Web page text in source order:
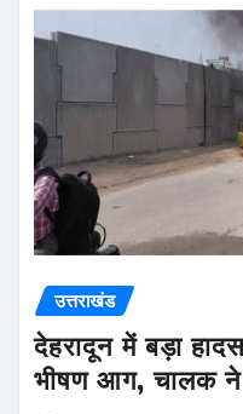
उत्तराखंड
देहरादून में बड़ा
भीषण आग, चालक